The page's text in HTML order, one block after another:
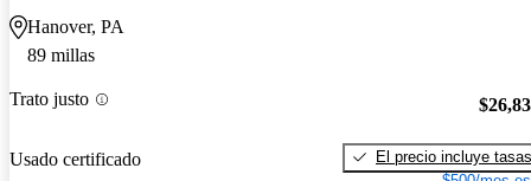
Hanover, PA
89 millas
Trato justo
Usado certificado
El precio incluye tasas